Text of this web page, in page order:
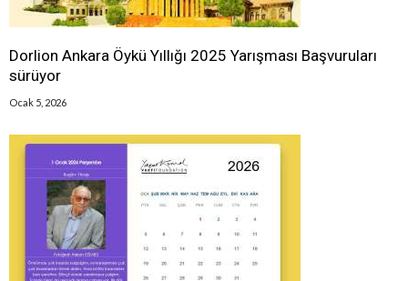
Dorlion Ankara Öykü Yıllığı 2025 Yarışması Başvuruları
sürüyor
Ocak 5, 2026